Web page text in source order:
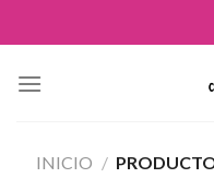
to
INICIO /